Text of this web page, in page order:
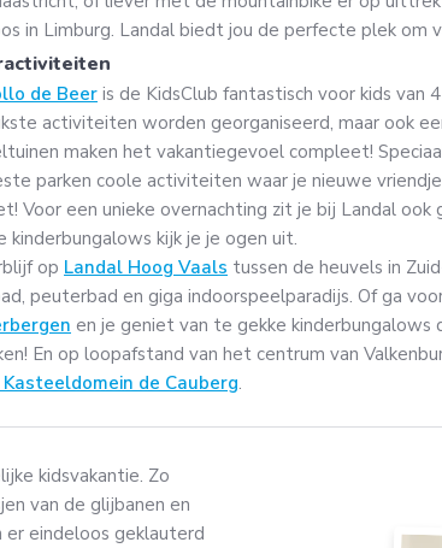
in Limburg. Landal biedt jou de perfecte plek om
de Beer is de KidsClub fantastisch voor kids van
activiteiten worden georganiseerd, maar ook
maken het vakantiegevoel compleet!
parken coole activiteiten waar je nieuwe
Voor een unieke overnachting zit je bij Landal
kinderbungalows kijk je je ogen uit.
op Landal Hoog Vaals tussen de heuvels in
peuterbad en giga indoorspeelparadijs. Of ga
en je geniet van te gekke kinderbungalows
En op loopafstand van het centrum van
de Cauberg.
kidsvakantie. Zo
van de glijbanen en
er eindeloos geklauterd